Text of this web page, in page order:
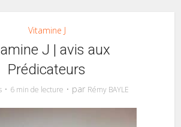
Vitamine J
J | avis aux
Prédicateurs
6 min de lecture par Rémy BAYLE